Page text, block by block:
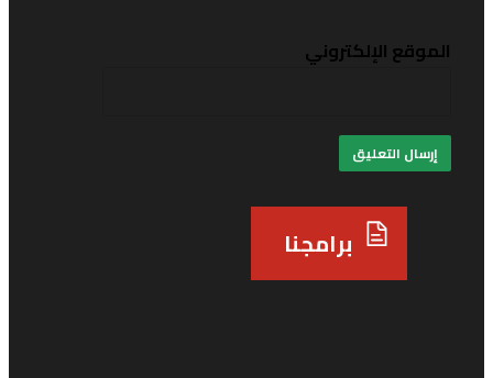
الإلكتروني
برامجنا